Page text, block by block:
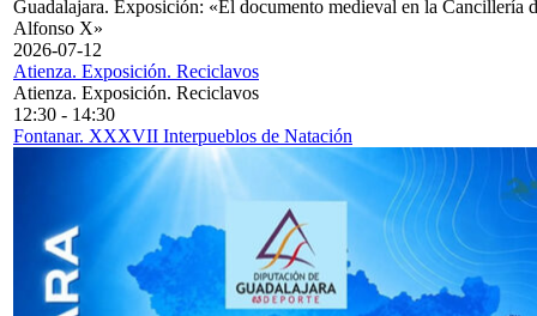
Guadalajara. Exposición: «El documento medieval en la Cancillería
Alfonso X»
2026-07-12
Atienza. Exposición. Reciclavos
Atienza. Exposición. Reciclavos
12:30 - 14:30
Fontanar. XXXVII Interpueblos de Natación